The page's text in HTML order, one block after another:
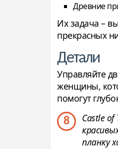
Древние
Их задача –
прекрасных
Детали
Управляйте
женщины,
помогут
8
Castle
планку